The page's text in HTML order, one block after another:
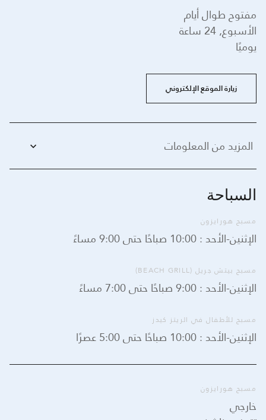
مفتوح طوال أيام
الأسبوع, 24 ساعة
يوميًا
زيارة الموقع الإلكتروني
المزيد من المعلومات
السباحة
مسبح هورايزون
الإثنين-الأحد : 10:00 صباحًا حتى 9:00 مساءً
مسبح بيتش جريل (BEACH GRILL)
الإثنين-الأحد : 9:00 صباحًا حتى 7:00 مساءً
مسبح للأطفال في الريتز كيدز
الإثنين-الأحد : 10:00 صباحًا حتى 5:00 عصرًا
مسبح هورايزون
خارجي